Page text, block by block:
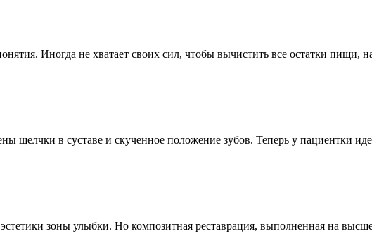
Иногда не хватает своих сил, чтобы вычистить все остатки пищи,
щелчки в суставе и скученное положение зубов. Теперь у пациентки
зоны улыбки. Но композитная реставрация, выполненная на